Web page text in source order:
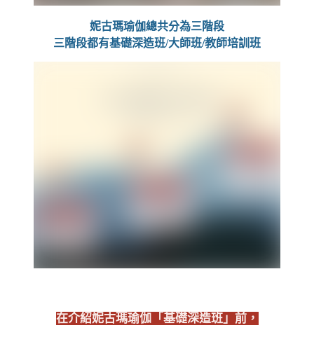
妮古瑪瑜伽總共分為三階段
三階段都有基礎深造班/大師班/教師培訓班
在介紹妮古瑪瑜伽「基礎深造班」前，